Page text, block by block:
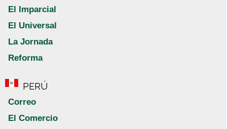
El Imparcial
El Universal
La Jornada
Reforma
PERÚ
Correo
El Comercio